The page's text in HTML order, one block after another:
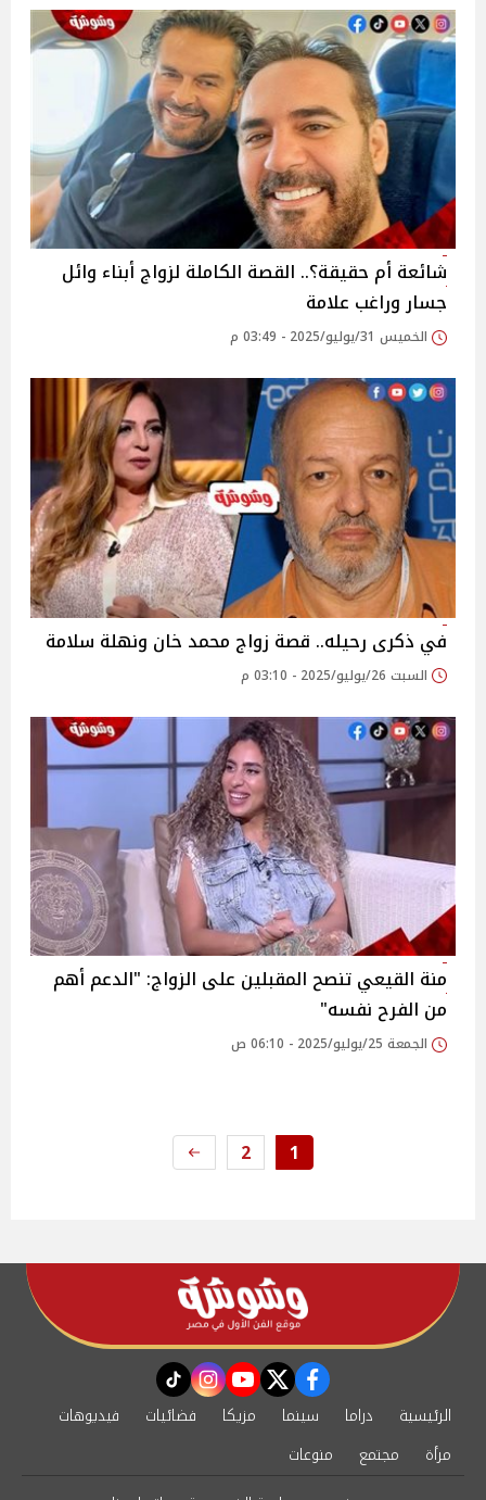
شائعة أم حقيقة؟.. القصة الكاملة لزواج أبناء وائل
جسار وراغب علامة
الخميس 31/يوليو/2025 - 03:49 م
في ذكرى رحيله.. قصة زواج محمد خان ونهلة سلامة‎
السبت 26/يوليو/2025 - 03:10 م
منة القيعي تنصح المقبلين على الزواج: "الدعم أهم
من الفرح نفسه"‎
الجمعة 25/يوليو/2025 - 06:10 ص
1
2
facebook
twitter
youtube
instagram
tiktok
الرئيسية دراما سينما مزيكا فضائيات
فيديوهات
مرأة
مجتمع
منوعات